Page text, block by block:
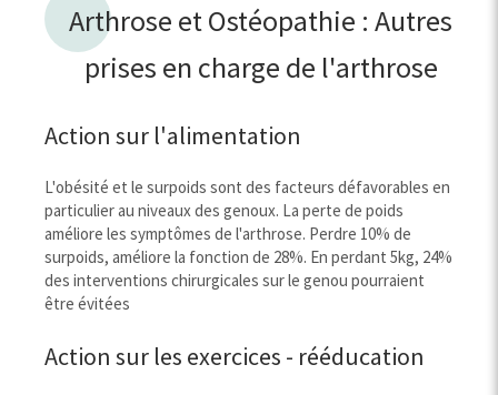
Arthrose et Ostéopathie : Autres
prises en charge de l'arthrose
Action sur l'alimentation
L'obésité et le surpoids sont des facteurs défavorables en
particulier au niveaux des genoux. La perte de poids
améliore les symptômes de l'arthrose. Perdre 10% de
surpoids, améliore la fonction de 28%. En perdant 5kg, 24%
des interventions chirurgicales sur le genou pourraient
être évitées
Action sur les exercices - rééducation